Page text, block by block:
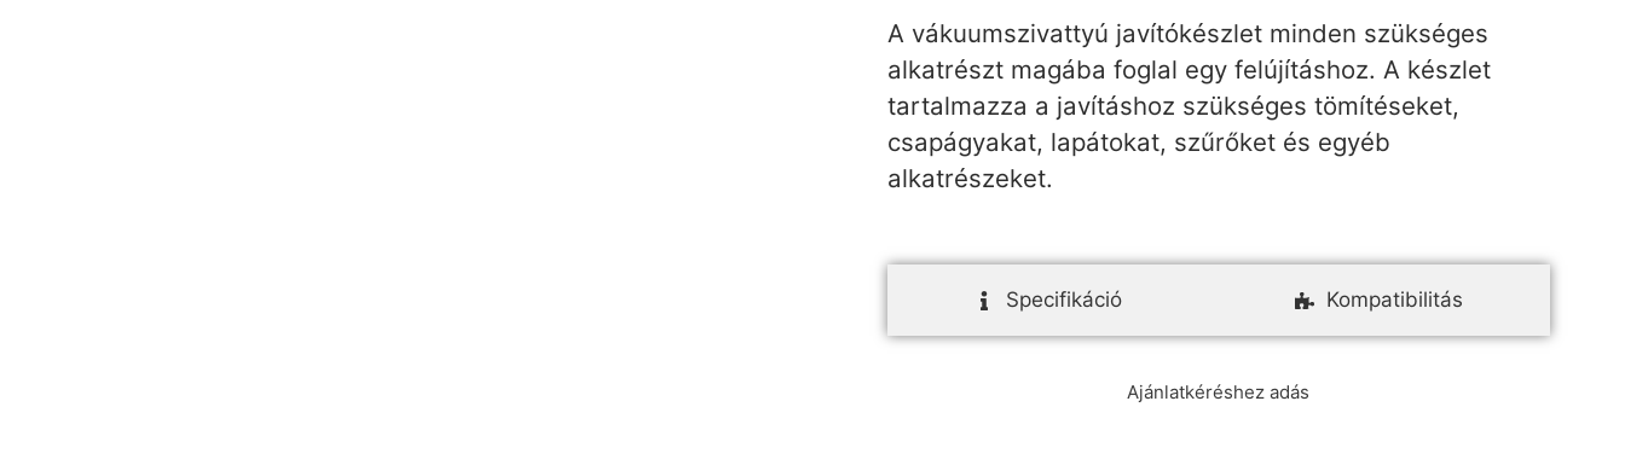
A vákuumszivattyú javítókészlet minden szükséges
alkatrészt magába foglal egy felújításhoz. A készlet
tartalmazza a javításhoz szükséges tömítéseket,
csapágyakat, lapátokat, szűrőket és egyéb
alkatrészeket.
Specifikáció Kompatibilitás
Ajánlatkéréshez adás